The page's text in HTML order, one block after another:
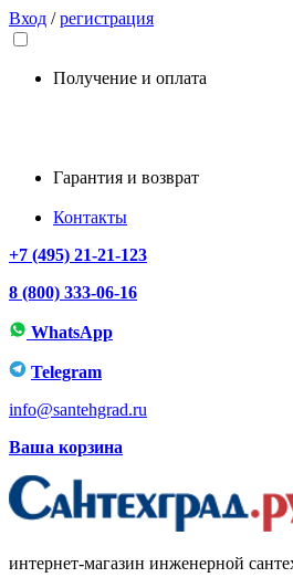
Вход /регистрация
Получение и оплата
Гарантия и возврат
Контакты
+7 (495) 21-21-123
8 (800) 333-06-16
WhatsApp
Telegram
info@santehgrad.ru
Ваша корзина
интернет-магазин инженерной